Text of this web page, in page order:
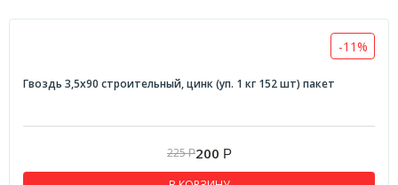
-11%
Гвоздь 3,5х90 строительный, цинк (уп. 1 кг 152 шт) пакет
225Р200 Р